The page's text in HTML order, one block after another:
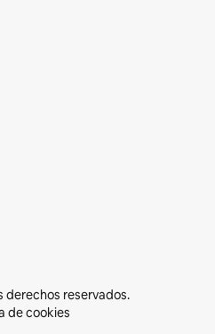
derechos reservados.
de cookies